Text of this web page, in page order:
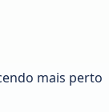
mais perto